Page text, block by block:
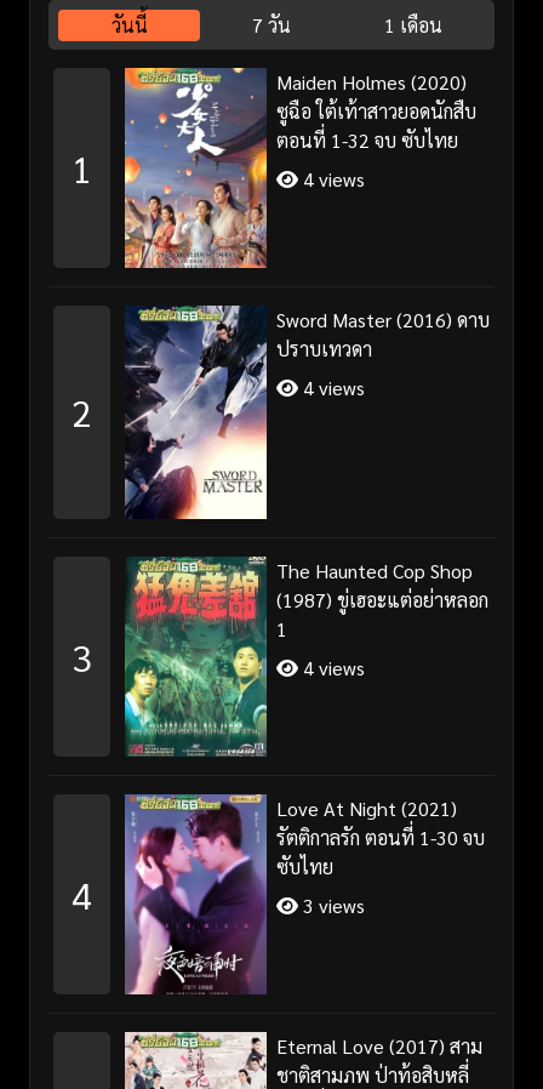
วันนี้ 7 วัน 1 เดือน
1
Maiden Holmes (2020)
ซูฉือ ใต้เท้าสาวยอดนักสืบ
ตอนที่ 1-32 จบ ซับไทย
4 views
2
Sword Master (2016) ดาบ
ปราบเทวดา
4 views
3
The Haunted Cop Shop
(1987) ขู่เฮอะแต่อย่าหลอก
1
4 views
4
Love At Night (2021)
รัตติกาลรัก ตอนที่ 1-30 จบ
ซับไทย
3 views
Eternal Love (2017) สาม
ชาติสามภพ ป่าท้อสิบหลี่